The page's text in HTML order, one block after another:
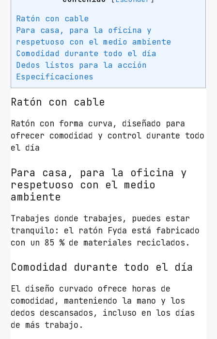
y
d
E
c
o
H
a
s
a
5
0
0
P
I
c
a
Ratón con cable
Para casa, para la oficina y
respetuoso con el medio ambiente
Comodidad durante todo el día
Dedos listos para la acción
Especificaciones
Ratón con cable
Ratón con forma curva, diseñado para
ofrecer comodidad y control durante todo
el día
Para casa, para la oficina y
respetuoso con el medio
ambiente
Trabajes donde trabajes, puedes estar
tranquilo: el ratón Fyda está fabricado
con un 85 % de materiales reciclados.
Comodidad durante todo el día
El diseño curvado ofrece horas de
comodidad, manteniendo la mano y los
dedos descansados, incluso en los días
de más trabajo.